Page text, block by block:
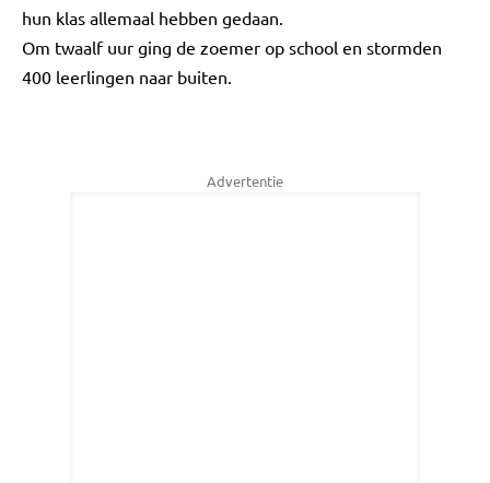
hun klas allemaal hebben gedaan.
Om twaalf uur ging de zoemer op school en stormden
400 leerlingen naar buiten.
Advertentie